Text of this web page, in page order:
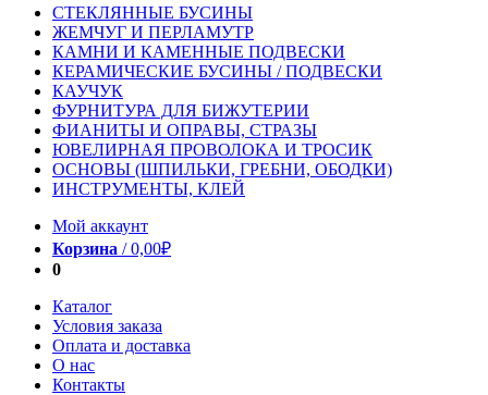
СТЕКЛЯННЫЕ БУСИНЫ
ЖЕМЧУГ И ПЕРЛАМУТР
КАМНИ И КАМЕННЫЕ ПОДВЕСКИ
КЕРАМИЧЕСКИЕ БУСИНЫ / ПОДВЕСКИ
КАУЧУК
ФУРНИТУРА ДЛЯ БИЖУТЕРИИ
ФИАНИТЫ И ОПРАВЫ, СТРАЗЫ
ЮВЕЛИРНАЯ ПРОВОЛОКА И ТРОСИК
ОСНОВЫ (ШПИЛЬКИ, ГРЕБНИ, ОБОДКИ)
ИНСТРУМЕНТЫ, КЛЕЙ
Мой аккаунт
Корзина /0,00₽
0
Каталог
Условия заказа
Оплата и доставка
О нас
Контакты